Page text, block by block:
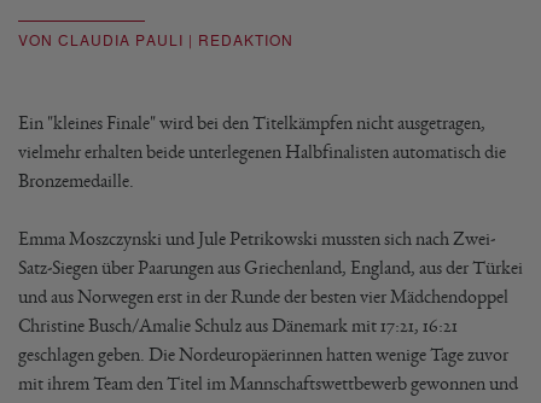
VON CLAUDIA PAULI | REDAKTION
Ein "kleines Finale" wird bei den Titelkämpfen nicht ausgetragen,
vielmehr erhalten beide unterlegenen Halbfinalisten automatisch die
Bronzemedaille.
Emma Moszczynski und Jule Petrikowski mussten sich nach Zwei-
Satz-Siegen über Paarungen aus Griechenland, England, aus der Türkei
und aus Norwegen erst in der Runde der besten vier Mädchendoppel
Christine Busch/Amalie Schulz aus Dänemark mit 17:21, 16:21
geschlagen geben. Die Nordeuropäerinnen hatten wenige Tage zuvor
mit ihrem Team den Titel im Mannschaftswettbewerb gewonnen und